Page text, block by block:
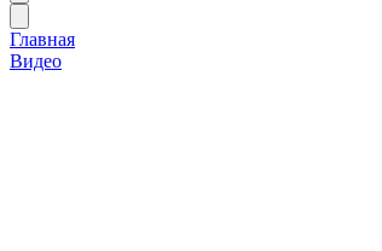
Главная
Видео